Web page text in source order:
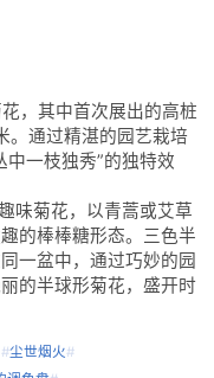
，其中首次展出的高桩
。通过精湛的园艺栽培
一枝独秀”的独特效
味菊花，以青蒿或艾草
的棒棒糖形态。三色半
一盆中，通过巧妙的园
的半球形菊花，盛开时
#尘世烟火#